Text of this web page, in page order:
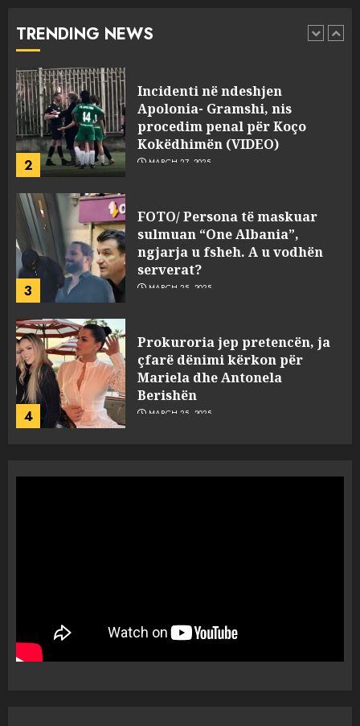
TRENDING NEWS
1
pasuri të pajustifikuar
2
Incidenti në ndeshjen
Apolonia- Gramshi, nis
procedim penal për Koço
Kokëdhimën (VIDEO)
MARCH 27, 2025
3
FOTO/ Persona të maskuar
sulmuan “One Albania”,
ngjarja u fsheh. A u vodhën
serverat?
MARCH 25, 2025
4
Prokuroria jep pretencën, ja
çfarë dënimi kërkon për
Mariela dhe Antonela
Berishën
MARCH 25, 2025
1
“bosen” Joana Nano për
abuzim me fondet publike dhe
pasuri të pajustifikuar